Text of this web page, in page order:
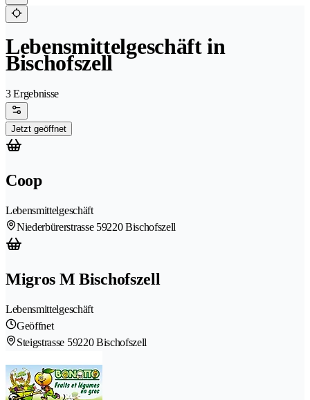
Lebensmittelgeschäft in
Bischofszell
3 Ergebnisse
Jetzt geöffnet
Coop
Lebensmittelgeschäft
Niederbürerstrasse 59220 Bischofszell
Migros M Bischofszell
Lebensmittelgeschäft
Geöffnet
Steigstrasse 59220 Bischofszell